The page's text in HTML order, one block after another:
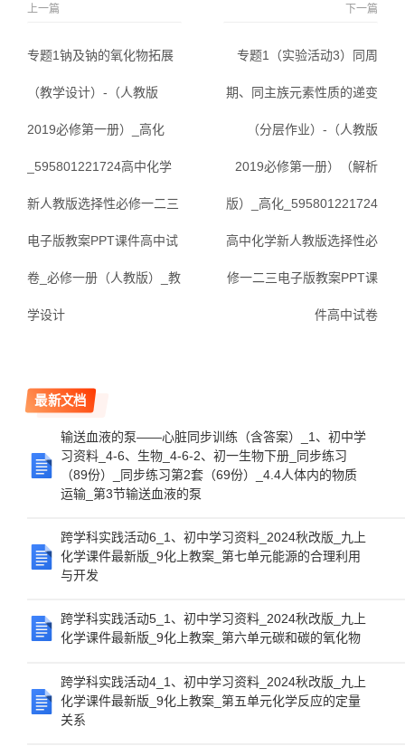
上一篇
专题1钠及钠的氧化物拓展
（教学设计）-（人教版
2019必修第一册）_高化
_595801221724高中化学
新人教版选择性必修一二三
电子版教案PPT课件高中试
卷_必修一册（人教版）_教
学设计
下一篇
专题1（实验活动3）同周
期、同主族元素性质的递变
（分层作业）-（人教版
2019必修第一册）（解析
版）_高化_595801221724
高中化学新人教版选择性必
修一二三电子版教案PPT课
件高中试卷
最新文档
输送血液的泵——心脏同步训练（含答案）_1、初中学
习资料_4-6、生物_4-6-2、初一生物下册_同步练习
（89份）_同步练习第2套（69份）_4.4人体内的物质
运输_第3节输送血液的泵
跨学科实践活动6_1、初中学习资料_2024秋改版_九上
化学课件最新版_9化上教案_第七单元能源的合理利用
与开发
跨学科实践活动5_1、初中学习资料_2024秋改版_九上
化学课件最新版_9化上教案_第六单元碳和碳的氧化物
跨学科实践活动4_1、初中学习资料_2024秋改版_九上
化学课件最新版_9化上教案_第五单元化学反应的定量
关系